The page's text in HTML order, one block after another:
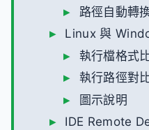
路徑自動轉
Linux 與
執行檔格式
執行路徑對
圖示說明
IDE Remote